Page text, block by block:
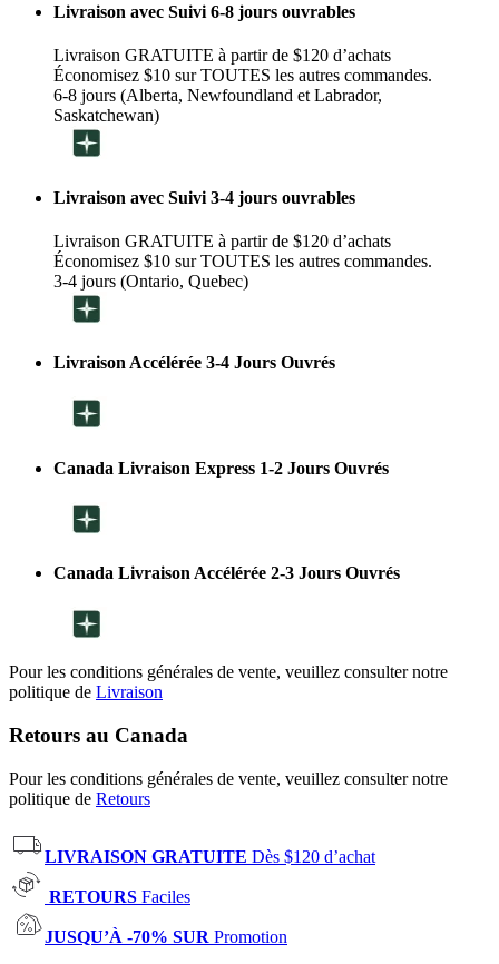
Livraison avec Suivi 6-8 jours ouvrables
Livraison GRATUITE à partir de $120 d’achats
Économisez $10 sur TOUTES les autres commandes.
6-8 jours (Alberta, Newfoundland et Labrador,
Saskatchewan)
Livraison avec Suivi 3-4 jours ouvrables
Livraison GRATUITE à partir de $120 d’achats
Économisez $10 sur TOUTES les autres commandes.
3-4 jours (Ontario, Quebec)
Livraison Accélérée 3-4 Jours Ouvrés
Canada Livraison Express 1-2 Jours Ouvrés
Canada Livraison Accélérée 2-3 Jours Ouvrés
Pour les conditions générales de vente, veuillez consulter notre
politique de Livraison
Retours au Canada
Pour les conditions générales de vente, veuillez consulter notre
politique de Retours
LIVRAISON GRATUITE Dès $120 d’achat
RETOURS Faciles
JUSQU’À -70% SUR Promotion